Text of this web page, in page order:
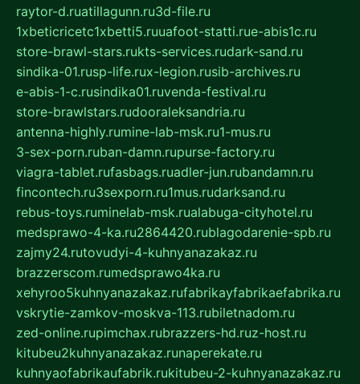
raytor-d.ruatillagunn.ru3d-file.ru
1xbeticricetc1xbetti5.ruuafoot-statti.rue-abis1c.ru
store-brawl-stars.rukts-services.rudark-sand.ru
sindika-01.rusp-life.rux-legion.rusib-archives.ru
e-abis-1-c.rusindika01.ruvenda-festival.ru
store-brawlstars.rudooraleksandria.ru
antenna-highly.rumine-lab-msk.ru1-mus.ru
3-sex-porn.ruban-damn.rupurse-factory.ru
viagra-tablet.rufasbags.ruadler-jun.rubandamn.ru
fincontech.ru3sexporn.ru1mus.rudarksand.ru
rebus-toys.ruminelab-msk.rualabuga-cityhotel.ru
medsprawo-4-ka.ru2864420.rublagodarenie-spb.ru
zajmy24.rutovudyi-4-kuhnyanazakaz.ru
brazzerscom.rumedsprawo4ka.ru
xehyroo5kuhnyanazakaz.rufabrikayfabrikaefabrika.ru
vskrytie-zamkov-moskva-113.rubiletnadom.ru
zed-online.rupimchax.rubrazzers-hd.ruz-host.ru
kitubeu2kuhnyanazakaz.runaperekate.ru
kuhnyaofabrikaufabrik.rukitubeu-2-kuhnyanazakaz.ru